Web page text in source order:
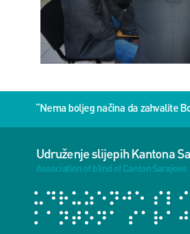
“Nema boljeg načina da zahvalite
Udruženje slijepih Kantona
Association of blind of Canton Sarajevo